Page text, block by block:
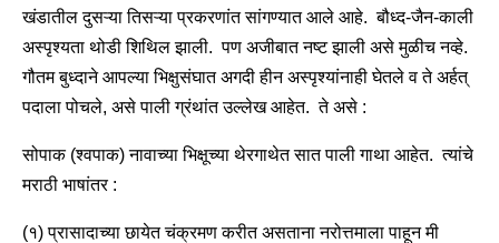
खंडातील दुसऱ्या तिसऱ्या प्रकरणांत सांगण्यात आले आहे. बौध्द-जैन-काली
अस्पृश्यता थोडी शिथिल झाली. पण अजीबात नष्ट झाली असे मुळीच नव्हे.
गौतम बुध्दाने आपल्या भिक्षुसंघात अगदी हीन अस्पृश्यांनाही घेतले व ते अर्हत्
पदाला पोचले, असे पाली ग्रंथांत उल्लेख आहेत. ते असे :
सोपाक (श्वपाक) नावाच्या भिक्षूच्या थेरगाथेत सात पाली गाथा आहेत. त्यांचे
मराठी भाषांतर :
(१) प्रासादाच्या छायेत चंक्रमण करीत असताना नरोत्तमाला पाहून मी